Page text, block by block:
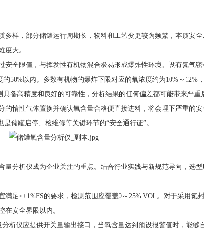
多样，部分储罐运行周期长，物料和工艺变更较为频繁，本质安
度大。
全限值，与挥发性有机物混合极易形成爆炸性环境。设有氮气密
50%以内。多数有机物的爆炸下限对应的氧浓度约为10%～12%
备高精度和良好的可靠性，分析结果的任何偏差都可能带来严重
惰性气体置换并确认氧含量合格便直接进料，将会埋下严重的安
储罐启停、检维修等关键环节的“安全通行证”。
量分析仪成为企业关注的重点。结合行业实践与新规范导向，选
足≤±1%FS的要求，检测范围应覆盖0～25% VOL。对于采用氮
在安全界限以内。
析仪应提供开关量输出接口，当氧含量达到预设报警值时，能够